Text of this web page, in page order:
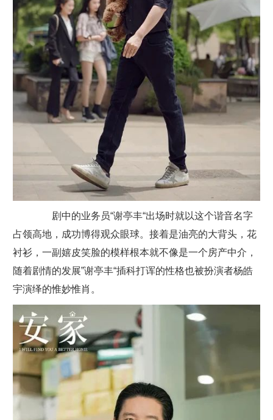
剧中的业务员“谢亭丰“出场时就以这个谐音名字
占领高地，成功博得观众眼球。接着是油亮的大背头，花
衬衫，一副嬉皮笑脸的模样根本就不像是一个房产中介，
随着剧情的发展”谢亭丰“插科打诨的性格也被扮演者杨皓
宇演绎的惟妙惟肖。